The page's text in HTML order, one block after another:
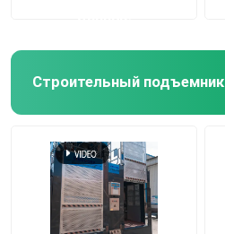
Строительный подъемник